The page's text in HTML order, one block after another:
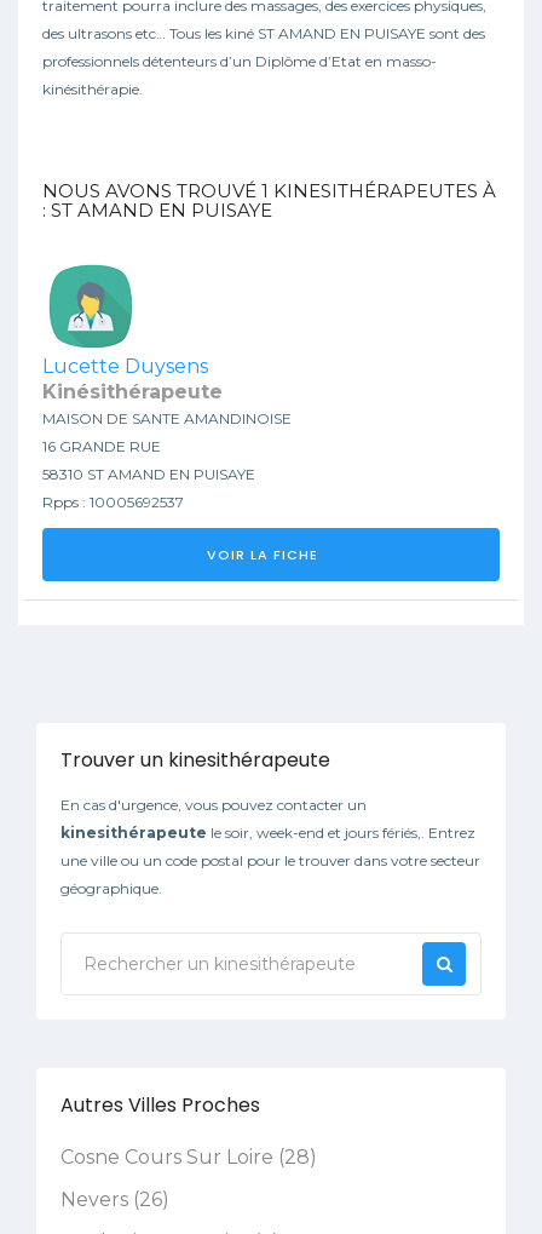
traitement pourra inclure des massages, des exercices physiques,
des ultrasons etc… Tous les kiné ST AMAND EN PUISAYE sont des
professionnels détenteurs d’un Diplôme d’Etat en masso-
kinésithérapie.
NOUS AVONS TROUVÉ 1 KINESITHÉRAPEUTES À
: ST AMAND EN PUISAYE
Lucette Duysens
Kinésithérapeute
MAISON DE SANTE AMANDINOISE
16 GRANDE RUE
58310 ST AMAND EN PUISAYE
Rpps : 10005692537
VOIR LA FICHE
Trouver un kinesithérapeute
En cas d'urgence, vous pouvez contacter un
kinesithérapeute le soir, week-end et jours fériés,. Entrez
une ville ou un code postal pour le trouver dans votre secteur
géographique.
Autres Villes Proches
Cosne Cours Sur Loire (28)
Nevers (26)